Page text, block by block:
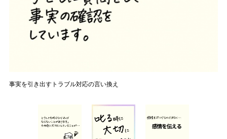
事実を引き出すトラブル対応の言い換え